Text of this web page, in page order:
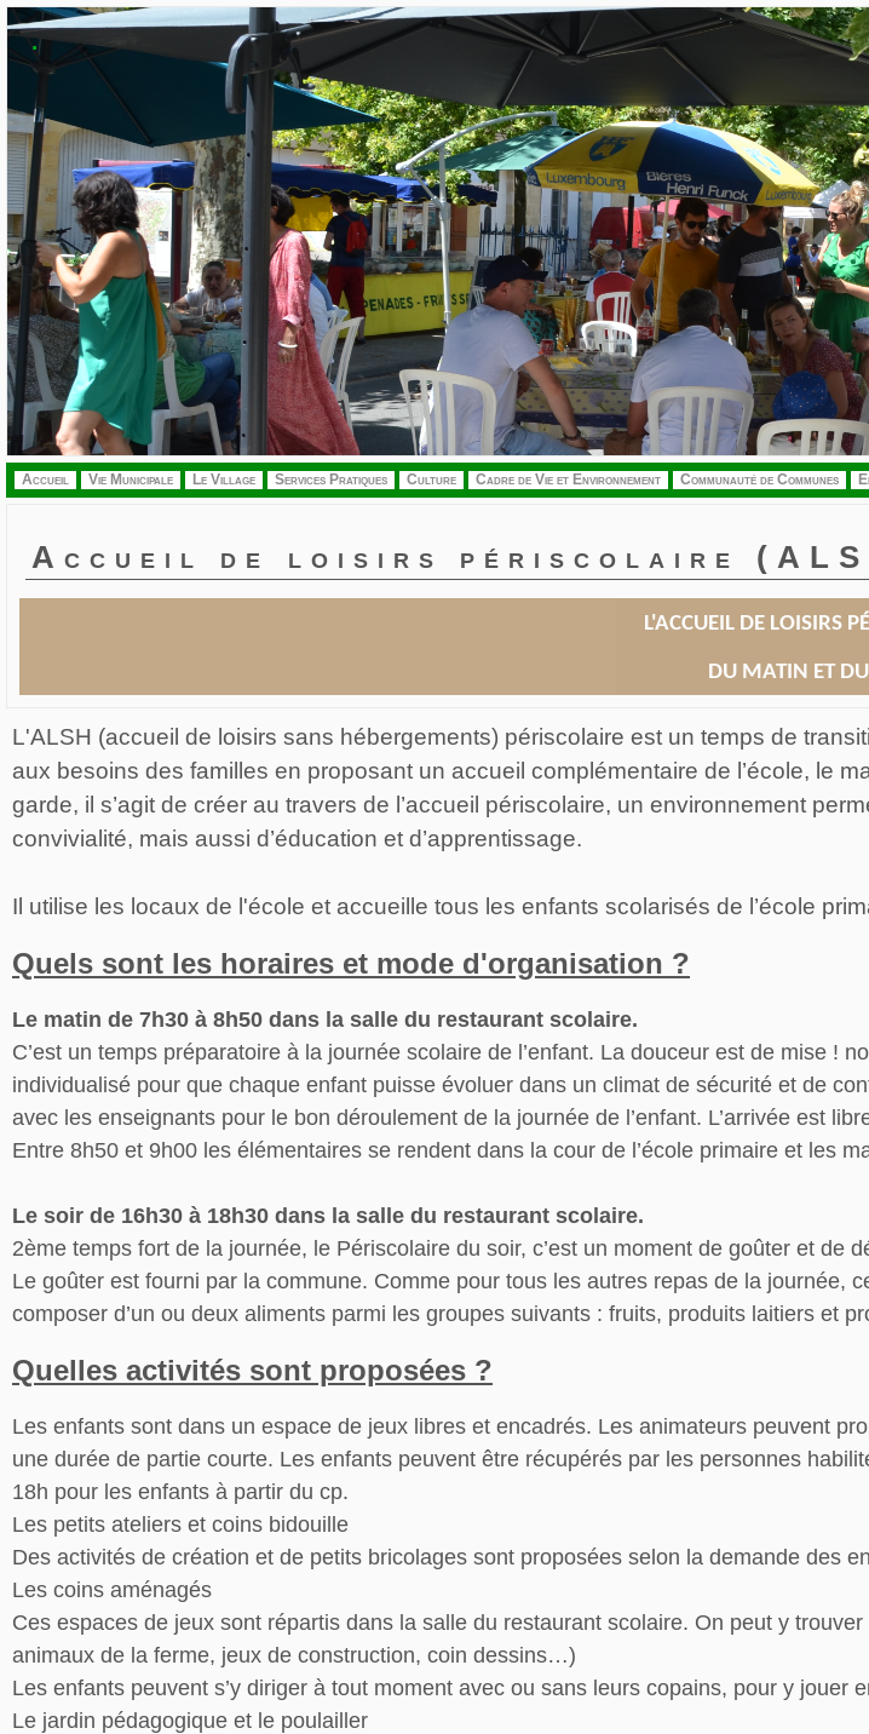
.
Accueil Vie Municipale Le Village Services Pratiques Culture Cadre de Vie et Environnement Communauté de Communes
Accueil de loisirs périscolaire
L'ACCUEIL DE LOISIRS
DU MATIN ET
L'ALSH (accueil de loisirs sans hébergements) périscolaire est un temps de
aux besoins des familles en proposant un accueil complémentaire de l’école, le
garde, il s’agit de créer au travers de l’accueil périscolaire, un environnement
convivialité, mais aussi d’éducation et d’apprentissage.
Il utilise les locaux de l'école et accueille tous les enfants scolarisés de l’école
Quels sont les horaires et mode d'organisation ?
Le matin de 7h30 à 8h50 dans la salle du restaurant scolaire.
C’est un temps préparatoire à la journée scolaire de l’enfant. La douceur est de mise !
individualisé pour que chaque enfant puisse évoluer dans un climat de sécurité et de
avec les enseignants pour le bon déroulement de la journée de l’enfant. L’arrivée est
Entre 8h50 et 9h00 les élémentaires se rendent dans la cour de l’école primaire et les
Le soir de 16h30 à 18h30 dans la salle du restaurant scolaire.
2ème temps fort de la journée, le Périscolaire du soir, c’est un moment de goûter et de
Le goûter est fourni par la commune. Comme pour tous les autres repas de la journée,
composer d’un ou deux aliments parmi les groupes suivants : fruits, produits laitiers et
Quelles activités sont proposées ?
Les enfants sont dans un espace de jeux libres et encadrés. Les animateurs peuvent
une durée de partie courte. Les enfants peuvent être récupérés par les personnes
18h pour les enfants à partir du cp.
Les petits ateliers et coins bidouille
Des activités de création et de petits bricolages sont proposées selon la demande des
Les coins aménagés
Ces espaces de jeux sont répartis dans la salle du restaurant scolaire. On peut y
animaux de la ferme, jeux de construction, coin dessins…)
Les enfants peuvent s’y diriger à tout moment avec ou sans leurs copains, pour y jouer
Le jardin pédagogique et le poulailler